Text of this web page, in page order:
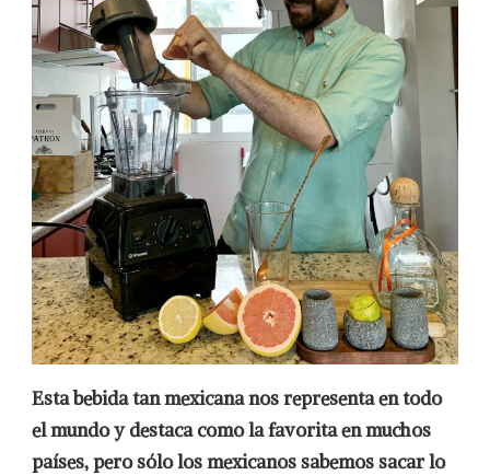
Esta bebida tan mexicana nos representa en todo
el mundo y destaca como la favorita en muchos
países, pero sólo los mexicanos sabemos sacar lo